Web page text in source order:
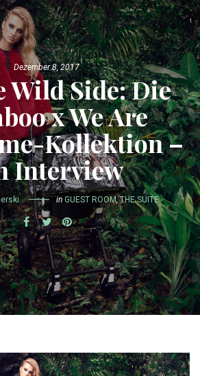
Dezember 8, 2017
Wild Side: Die
x We Are
Kollektion –
Interview
in GUEST ROOM,THE SUITE